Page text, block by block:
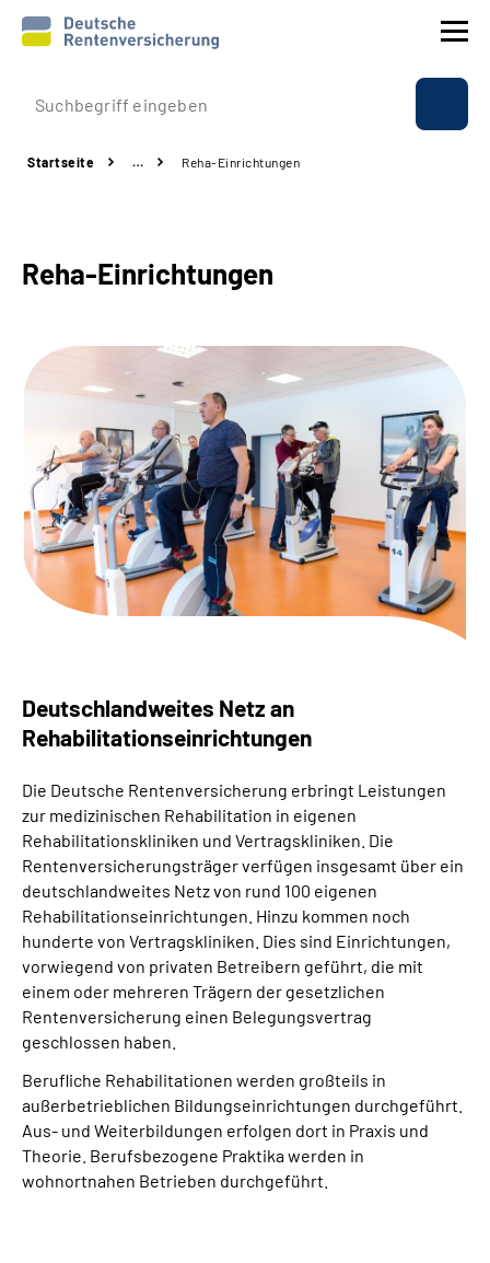
Prävention
Experten
Über uns & Presse
Online-Services
Suche
Language
Leichte Sprache
Mein Kundenportal
Startseite … Reha-Einrichtungen
Reha-Einrichtungen
Deutschlandweites Netz an
Rehabilitationseinrichtungen
Die Deutsche Rentenversicherung erbringt Leistungen
zur medizinischen Rehabilitation in eigenen
Rehabilitationskliniken und Vertragskliniken. Die
Rentenversicherungsträger verfügen insgesamt über ein
deutschlandweites Netz von rund 100 eigenen
Rehabilitationseinrichtungen. Hinzu kommen noch
hunderte von Vertragskliniken. Dies sind Einrichtungen,
vorwiegend von privaten Betreibern geführt, die mit
einem oder mehreren Trägern der gesetzlichen
Rentenversicherung einen Belegungsvertrag
geschlossen haben.
Berufliche Rehabilitationen werden großteils in
außerbetrieblichen Bildungseinrichtungen durchgeführt.
Aus- und Weiterbildungen erfolgen dort in Praxis und
Theorie. Berufsbezogene Praktika werden in
wohnortnahen Betrieben durchgeführt.